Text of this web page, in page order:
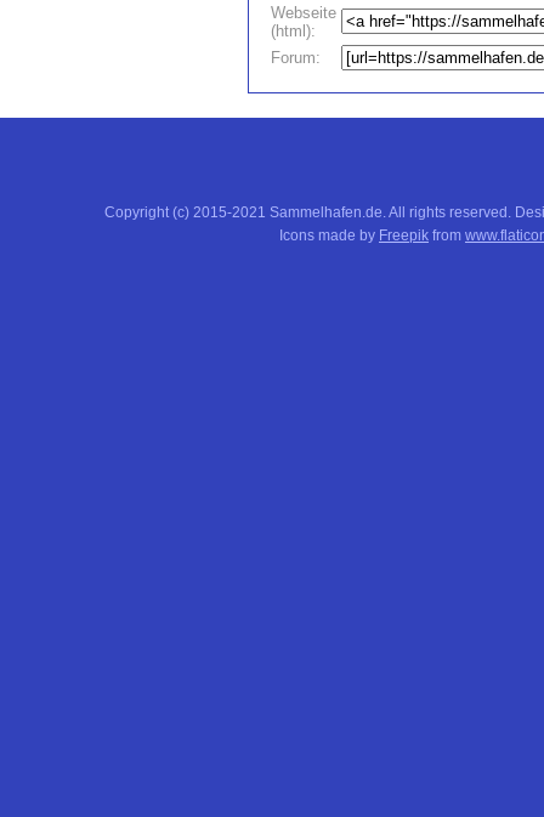
Webseite
(html):
Forum:
Copyright (c) 2015-2021 Sammelhafen.de. All rights reserved.
Icons made by Freepik from